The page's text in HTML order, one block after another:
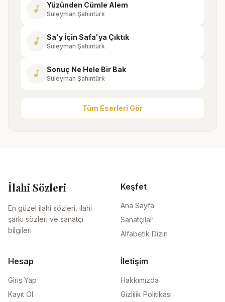
music_note Yüzünden Cümle Alem
Süleyman Şahintürk
music_note Sa'y İçin Safa'ya Çıktık
Süleyman Şahintürk
music_note Sonuç Ne Hele Bir Bak
Süleyman Şahintürk
Tüm Eserleri Gör
İlahi Sözleri
En güzel ilahi sözleri, ilahi
şarkı sözleri ve sanatçı
bilgileri
Keşfet
Ana Sayfa
Sanatçılar
Alfabetik Dizin
Hesap
Giriş Yap
Kayıt Ol
İletişim
Hakkımızda
Gizlilik Politikası